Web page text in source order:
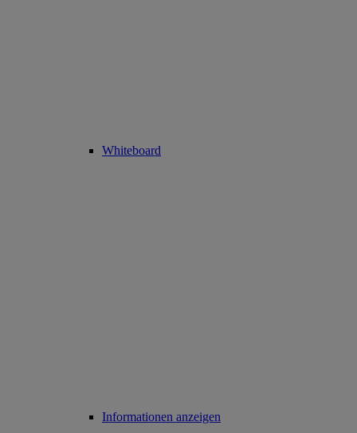
Whiteboard
Informationen anzeigen